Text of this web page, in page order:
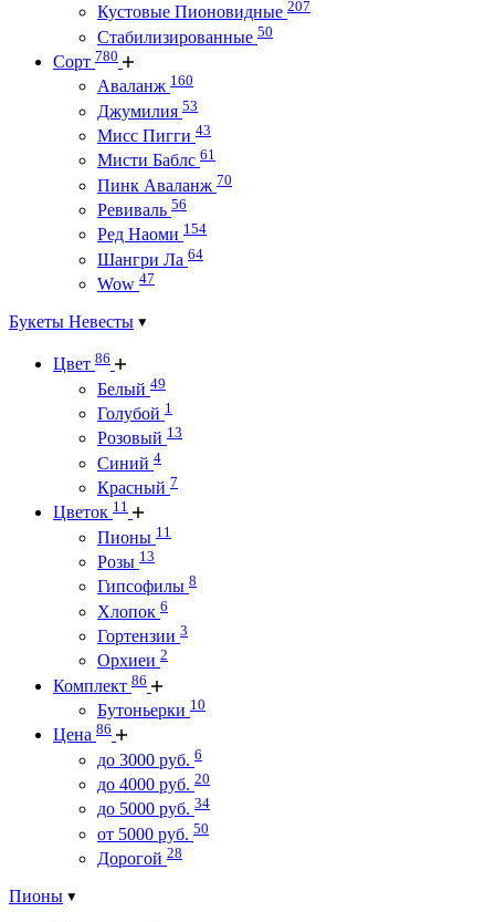
Кустовые Пионовидные 207
Стабилизированные 50
Сорт 780
Аваланж 160
Джумилия 53
Мисс Пигги 43
Мисти Баблс 61
Пинк Аваланж 70
Ревиваль 56
Ред Наоми 154
Шангри Ла 64
Wow 47
Букеты Невесты
Цвет 86
Белый 49
Голубой 1
Розовый 13
Синий 4
Красный 7
Цветок 11
Пионы 11
Розы 13
Гипсофилы 8
Хлопок 6
Гортензии 3
Орхиеи 2
Комплект 86
Бутоньерки 10
Цена 86
до 3000 руб. 6
до 4000 руб. 20
до 5000 руб. 34
от 5000 руб. 50
Дорогой 28
Пионы